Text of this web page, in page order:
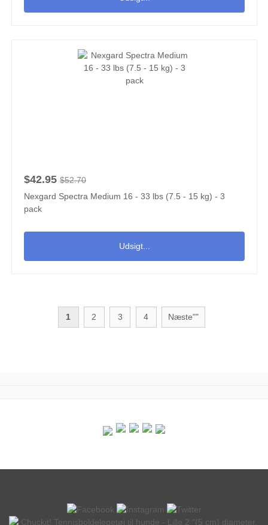
$42.95 $52.70
Nexgard Spectra Medium 16 - 33 lbs (7.5 - 15 kg) - 3
pack
Udsigt...
1 2 3 4 Næste""